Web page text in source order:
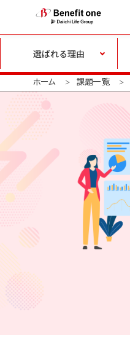
選ばれる理由
ホーム 課題一覧